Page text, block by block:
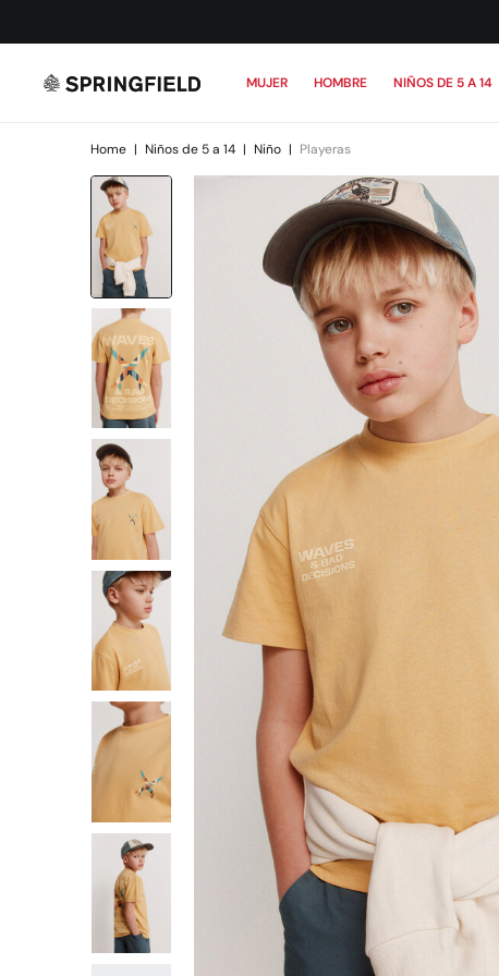
MUJER HOMBRE NIÑOS DE 5 A 14
Home | Niños de 5 a 14 | Niño | Playeras